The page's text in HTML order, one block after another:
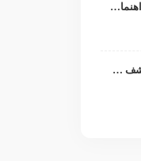
کشف طعم و هنر قزوین: راهنمای کامل سوغات محلی که باید امتحان کنید
راهنمای سفر به قزوین: کشف طعم‌های محلی در بهترین رستوران‌ها